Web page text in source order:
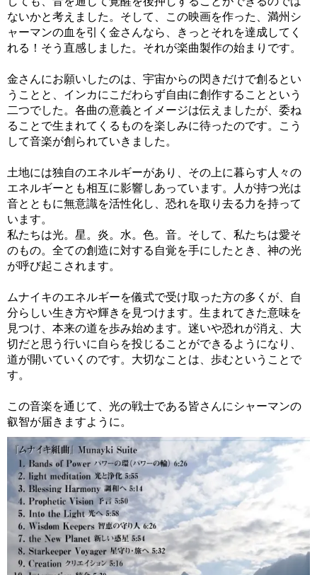
ないかと考えました。そして、この映画を作った、満州シ
ャーマンの血を引く金さんなら、きっとそれを達成してく
れる！そう直感しました。それが楽曲製作の始まりです。
金さんにお願いしたのは、宇宙からの閃きだけで創るとい
うことと、インカにこだわらず自由に創作することという
二つでした。各曲の意義とイメージは伝えましたが、委ね
ることで生まれてくるものを楽しみに待ったのです。こう
して音楽が創られていきました。
土地には独自のエネルギーがあり、その上に暮らす人々の
エネルギーとも相互に影響しあっています。人が持つ光は
音とともに無意識を活性化し、恐れを取り去る力を持って
います。
私たちは光。星。炎。水。色。音。そして、私たちは愛そ
のもの。全ての創造に対する自覚を手にしたとき、神の光
が呼び起こされます。
ムナイキのエネルギーを儀式で受け取った方の多くが、自
分らしい生き方や輝きを見つけます。生まれてきた意味を
見つけ、本来の道を歩み始めます。迷いや恐れが消え、大
切だと思う行いに自らを投じることができるようになり、
道が開いていくのです。大切なことは、歩むということで
す。
この音楽を通じて、光の戦士である皆さんにシャーマンの
叡智が届きますように。